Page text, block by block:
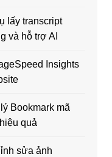
lấy transcript
và hỗ trợ AI
Insights
Bookmark mã
quả
sửa ảnh